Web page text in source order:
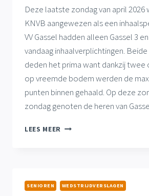
Deze laatste zondag van april 2026
KNVB aangewezen als een
VV Gassel hadden alleen Gassel 3
vandaag inhaalverplichtingen.
deden het prima want dankzij twee
op vreemde bodem werden de
punten binnen gehaald. Op deze
zondag genoten de heren van
LEES MEER FRAAIE
3
EN
SENIOREN WEDSTRIJDVERSLAGEN